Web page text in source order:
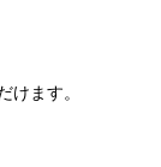
けます。